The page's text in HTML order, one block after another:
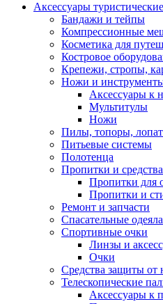
Аксессуары туристические
Бандажи и тейпы
Компрессионные
Косметика для
Костровое
Крепежи, стропы,
Ножи и
Аксессуары к
Мультитулы
Ножи
Пилы, топоры,
Питьевые системы
Полотенца
Пропитки и
Пропитки для
Пропитки и
Ремонт и запчасти
Спасательные одеяла
Спортивные очки
Линзы и
Очки
Средства защиты
Телескопические
Аксессуары к